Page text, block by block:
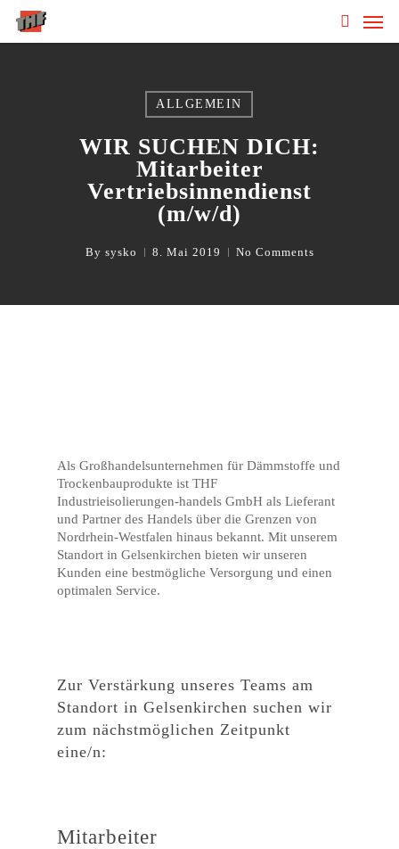
Skip
main
search
Menu
ALLGEMEIN
WIR SUCHEN DICH:
Mitarbeiter
Vertriebsinnendienst
(m/w/d)
By sysko 8. Mai 2019 No Comments
Als Großhandelsunternehmen für Dämmstoffe und
Trockenbauprodukte ist THF
Industrieisolierungen-handels GmbH als Lieferant
und Partner des Handels über die Grenzen von
Nordrhein-Westfalen hinaus bekannt. Mit unserem
Standort in Gelsenkirchen bieten wir unseren
Kunden eine bestmögliche Versorgung und einen
optimalen Service.
Zur Verstärkung unseres Teams am
Standort in Gelsenkirchen suchen wir
zum nächstmöglichen Zeitpunkt
eine/n:
Mitarbeiter